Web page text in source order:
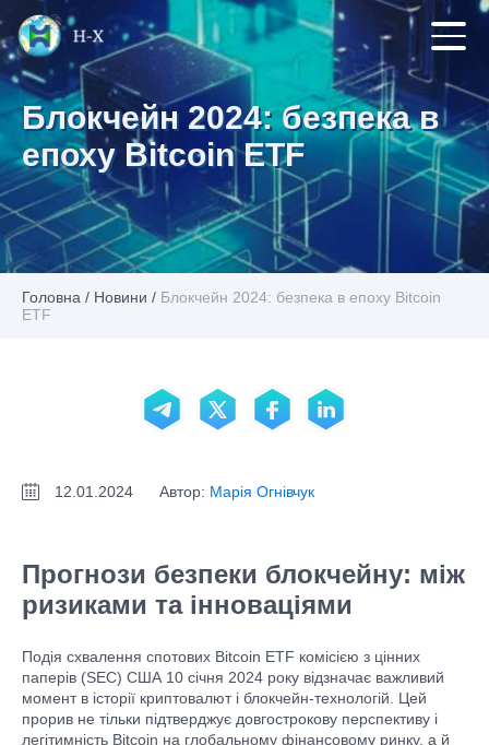
Блокчейн 2024: безпека в
епоху Bitcoin ETF
Головна / Новини / Блокчейн 2024: безпека в епоху Bitcoin
ETF
12.01.2024 Автор: Марія Огнівчук
Прогнози безпеки блокчейну: між
ризиками та інноваціями
Подія схвалення спотових Bitcoin ETF комісією з цінних
паперів (SEC) США 10 січня 2024 року відзначає важливий
момент в історії криптовалют і блокчейн-технологій. Цей
прорив не тільки підтверджує довгострокову перспективу і
легітимність Bitcoin на глобальному фінансовому ринку, а й